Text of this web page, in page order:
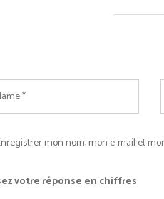
mon nom, mon e-mail et
votre réponse en chiffres